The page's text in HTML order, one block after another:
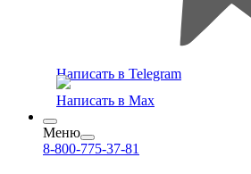
Написать в Telegram
Написать в Max
Меню
8-800-775-37-81